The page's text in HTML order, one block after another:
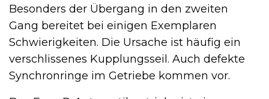
Besonders der Übergang in den zweiten
Gang bereitet bei einigen Exemplaren
Schwierigkeiten. Die Ursache ist häufig ein
verschlissenes Kupplungsseil. Auch defekte
Synchronringe im Getriebe kommen vor.